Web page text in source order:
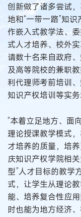
创新做了诸多尝试
地和“一带一路”知
作嵌入式教学法、
式人才培养、校外
请数十名来自政府
及高等院校的兼职
利代理师考前培训
知识产权培训等实务
“本着立足地方、面
理论授课教学模式
才培养的质量，培
庆知识产权学院相
型”人才目标的教学
式，让学生从理论
能、培养复合性应
时也能为地方经济